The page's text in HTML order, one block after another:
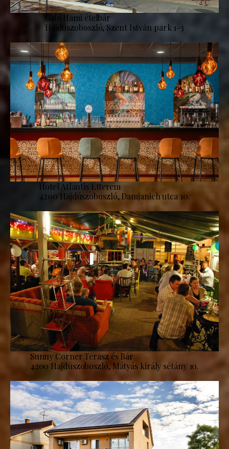
Gabi Hami ételbár
Hajdúszoboszló, Szent István park 1-3
Hotel Atlantis Étterem
4200 Hajdúszoboszló, Damjanich utca 10.
Sunny Corner Terasz és Bár
4200 Hajdúszoboszló, Mátyás király sétány 10.